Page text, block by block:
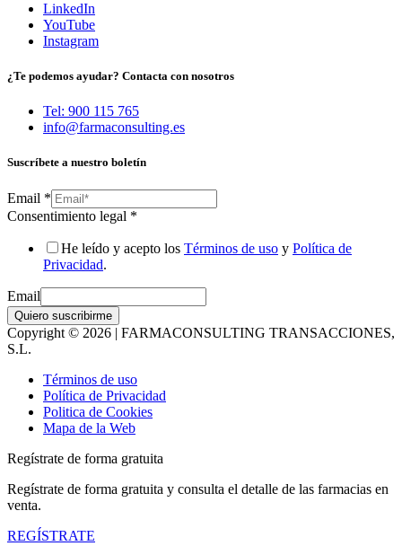
LinkedIn
YouTube
Instagram
¿Te podemos ayudar? Contacta con nosotros
Tel: 900 115 765
info@farmaconsulting.es
Suscríbete a nuestro boletín
Email *
Consentimiento legal *
He leído y acepto los Términos de uso y Política de
Privacidad.
Email
Quiero suscribirme
Copyright © 2026 | FARMACONSULTING TRANSACCIONES,
S.L.
Términos de uso
Política de Privacidad
Politica de Cookies
Mapa de la Web
Regístrate de forma gratuita
Regístrate de forma gratuita y consulta el detalle de las farmacias en
venta.
REGÍSTRATE